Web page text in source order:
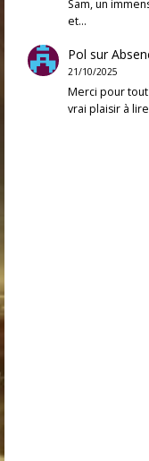
Sam, un
et…
Pol sur
21/10/2025
Merci pour
vrai plaisir à